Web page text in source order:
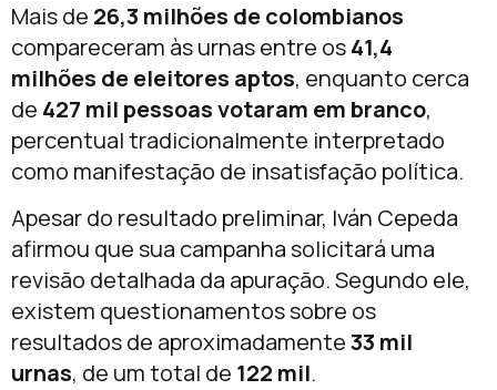
Mais de 26,3 milhões de colombianos
compareceram às urnas entre os41,4
milhões de eleitores aptos, enquanto cerca
de 427 mil pessoas votaram em branco,
percentual tradicionalmente interpretado
como manifestação de insatisfação política.
Apesar do resultado preliminar, Iván Cepeda
afirmou que sua campanha solicitará uma
revisão detalhada da apuração. Segundo ele,
existem questionamentos sobre os
resultados de aproximadamente33 mil
urnas, de um total de 122 mil.